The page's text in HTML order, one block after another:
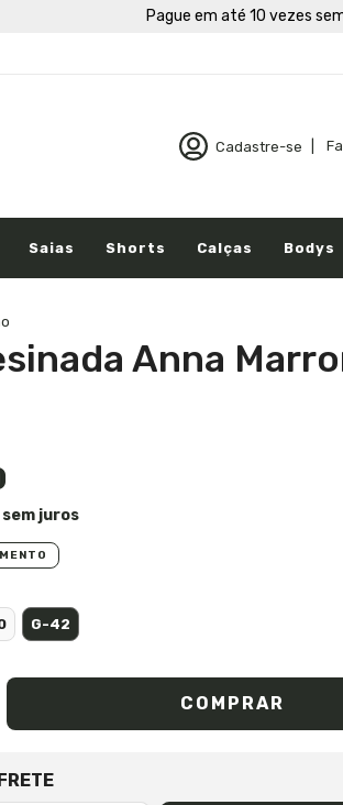
Pague em até 10 vezes
Cadastre-se
Saias Shorts Calças Bodys
Anna
sem juros
G-42